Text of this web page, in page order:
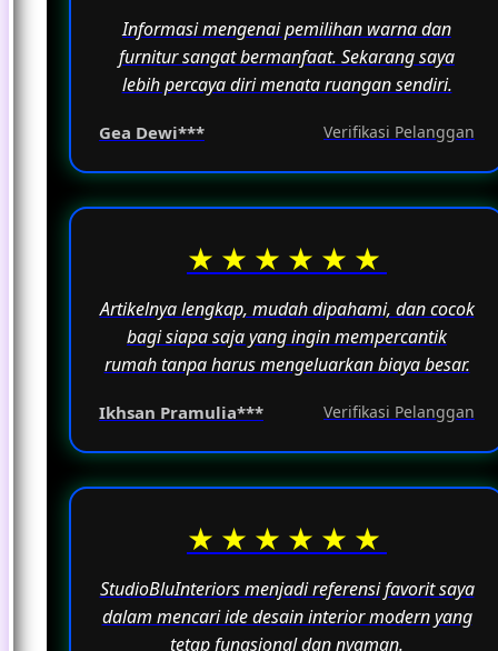
Informasi mengenai pemilihan warna dan
furnitur sangat bermanfaat. Sekarang saya
lebih percaya diri menata ruangan sendiri.
Gea Dewi*** Verifikasi Pelanggan
★★★★★★
Artikelnya lengkap, mudah dipahami, dan cocok
bagi siapa saja yang ingin mempercantik
rumah tanpa harus mengeluarkan biaya besar.
Ikhsan Pramulia*** Verifikasi Pelanggan
★★★★★★
StudioBluInteriors menjadi referensi favorit saya
dalam mencari ide desain interior modern yang
tetap fungsional dan nyaman.